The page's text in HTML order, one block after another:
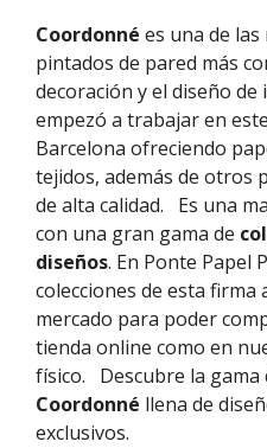
Coordonné es una de las
pintados de pared más
decoración y el diseño
empezó a trabajar en
Barcelona ofreciendo
tejidos, además de otros
de alta calidad.
Es una
con una gran gama de
diseños. En Ponte Papel
colecciones de esta firma
mercado para poder
tienda online como en
físico.
Descubre la gama
Coordonné llena de
exclusivos.